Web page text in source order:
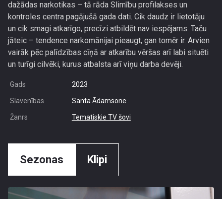
dažādas narkotikas – tā rāda Slimību profilakses un
kontroles centra pagājušā gada dati. Cik daudz ir lietotāju
un cik smagi atkarīgo, precīzi atbildēt nav iespējams. Taču
jāteic – tendence narkomānijai pieaugt, gan tomēr ir. Arvien
vairāk pēc palīdzības cīņā ar atkarību vēršas arī labi situēti
un turīgi cilvēki, kurus atbalsta arī viņu darba devēji.
Gads 2023
Slavenības Santa Ādamsone
Žanrs Tematiskie TV šovi
Sezonas Klipi